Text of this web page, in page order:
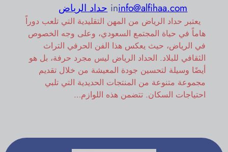
info@alfihaa.com
in حداد الرياض
يعتبر حداد الرياض من المهن التقليدية التي تلعب دوراً
هاماً في حياة المجتمع السعودي، وعلى وجه الخصوص
في الرياض، حيث يعكس هذا الفن الحرفي التراث
الثقافي للبلاد. الحداد الرياض ليس مجرد حرفة، بل هو
أيضًا وسيلة لتحسين جودة المعيشة من خلال تقديم
مجموعة متنوعة من المنتجات الحديدية التي تلبي
احتياجات السكان. تتضمن هذه اللوازم…